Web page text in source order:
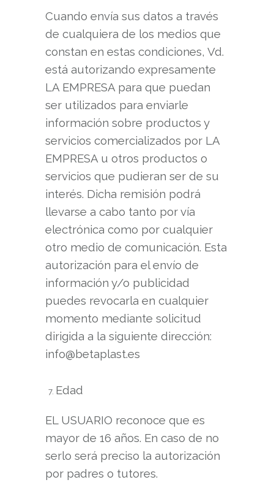
Cuando envía sus datos a través
de cualquiera de los medios que
constan en estas condiciones, Vd.
está autorizando expresamente
LA EMPRESA para que puedan
ser utilizados para enviarle
información sobre productos y
servicios comercializados por LA
EMPRESA u otros productos o
servicios que pudieran ser de su
interés. Dicha remisión podrá
llevarse a cabo tanto por vía
electrónica como por cualquier
otro medio de comunicación. Esta
autorización para el envío de
información y/o publicidad
puedes revocarla en cualquier
momento mediante solicitud
dirigida a la siguiente dirección:
info@betaplast.es
Edad
EL USUARIO reconoce que es
mayor de 16 años. En caso de no
serlo será preciso la autorización
por padres o tutores.